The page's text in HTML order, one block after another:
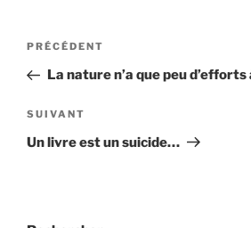
Navigation
l’article
Article
précédent
PRÉCÉDENT
La nature n’a que peu
Article
suivant
SUIVANT
Un livre est un suicide…